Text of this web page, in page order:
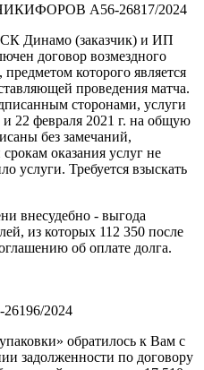
А56-26817/2024
Динамо (заказчик) и ИП
договор возмездного
предметом которого является
проведения матча.
сторонами, услуги
22 февраля 2021 г. на общую
без замечаний,
оказания услуг не
услуги. Требуется взыскать
внесудебно - выгода
из которых 112 350 после
об оплате долга.
2024
обратилось к Вам с
задолженности по договору